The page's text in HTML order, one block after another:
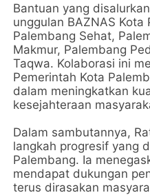
Bantuan yang
unggulan BAZNAS Kota
Palembang Sehat,
Makmur, Palembang
Taqwa. Kolaborasi ini
Pemerintah Kota
dalam meningkatkan
kesejahteraan
Dalam sambutannya,
langkah progresif yang
Palembang. Ia
mendapat dukungan
terus dirasakan